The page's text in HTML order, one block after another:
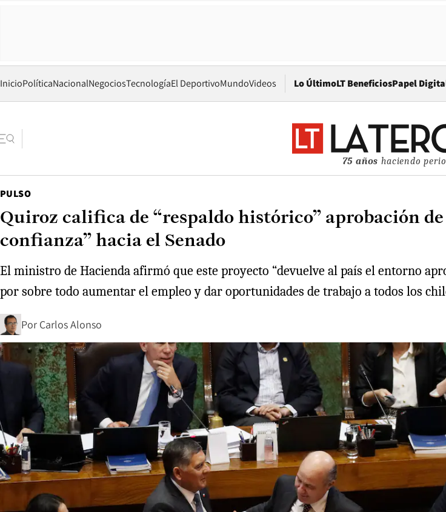
InicioPolíticaNacionalNegociosTecnologíaEl DeportivoMundoVideos Lo ÚltimoLT BeneficiosPapel
75 años haciendo
PULSO
Quiroz califica de “respaldo histórico” aprobación
confianza” hacia el Senado
El ministro de Hacienda afirmó que este proyecto “devuelve al país el entorno
por sobre todo aumentar el empleo y dar oportunidades de trabajo a todos los
Por Carlos Alonso